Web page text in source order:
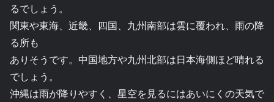
るでしょう。
関東や東海、近畿、四国、九州南部は雲に覆われ、雨の降
る所も
ありそうです。中国地方や九州北部は日本海側ほど晴れる
でしょう。
沖縄は雨が降りやすく、星空を見るにはあいにくの天気で